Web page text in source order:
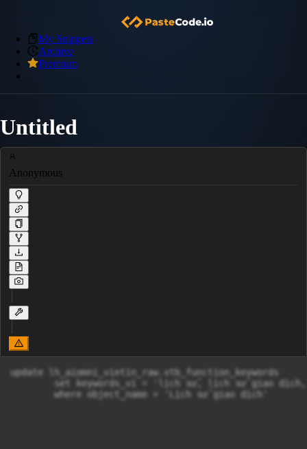
My Snippets
Archive
Premium
Untitled
Anonymous
update lh_aiomni_vietin_raw.vtb_function_keywords
	where object_name = 'Lịch sử giao dịch'